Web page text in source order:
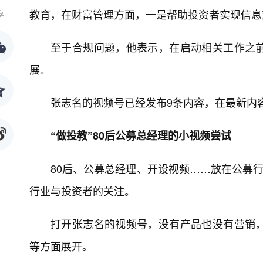
教育，在财富管理方面，一是帮助投资者实现信
至于合规问题，他表示，在启动相关工作
展。
张志名的视频号已经发布9条内容，在最新内
“做投教”80后公募总经理的小视频尝试
80后、公募总经理、开设视频……放在公募
行业与投资者的关注。
打开张志名的视频号，没有产品也没有营
等方面展开。